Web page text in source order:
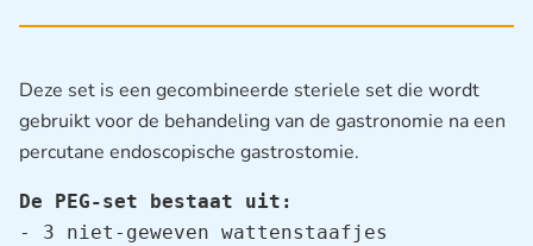
Deze set is een gecombineerde steriele set die wordt
gebruikt voor de behandeling van de gastronomie na een
percutane endoscopische gastrostomie.
De PEG-set bestaat uit:
- 3 niet-geweven wattenstaafjes